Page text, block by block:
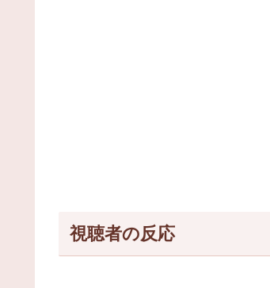
視聴者の反応